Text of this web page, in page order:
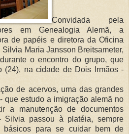
Convidada pela
em Genealogia Alemã, a
de papéis e diretora da Oficina
Maria Jansson Breitsameter,
o encontro do grupo, que
(24), na cidade de Dois Irmãos -
de acervos, uma das grandes
que estudo a imigração alemã no
a manutenção de documentos
passou à platéia, sempre
básicos para se cuidar bem de